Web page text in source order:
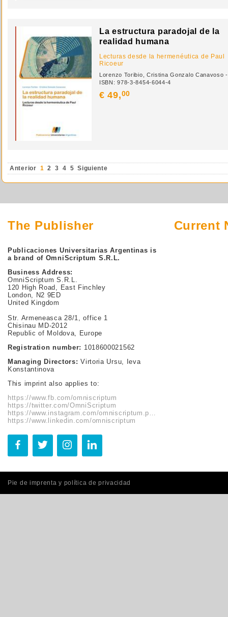
La estructura paradojal de la
realidad humana
Lecturas desde la hermenéutica de Paul
Ricoeur
Lorenzo Toribio, Cristina Gonzalo Canavoso -
ISBN: 978-3-8454-6044-4
€ 49,00
Anterior 1 2 3 4 5 Siguiente
The Publisher
Publicaciones Universitarias Argentinas is
a brand of OmniScriptum S.R.L.
Business Address:
OmniScriptum S.R.L.
120 High Road, East Finchley
London, N2 9ED
United Kingdom
Str. Armeneasca 28/1, office 1
Chisinau MD-2012
Republic of Moldova, Europe
Registration number: 1018600021562
Managing Directors: Virtoria Ursu, Ieva
Konstantinova
This imprint also applies to:
https://www.fb.com/omniscriptum
https://twitter.com/OmniScriptum
https://www.instagram.com/omniscriptum.publishing
https://www.linkedin.com/omniscriptum
Current
Pie de imprenta y política de privacidad